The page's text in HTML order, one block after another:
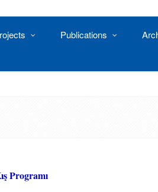
Publications
Programı